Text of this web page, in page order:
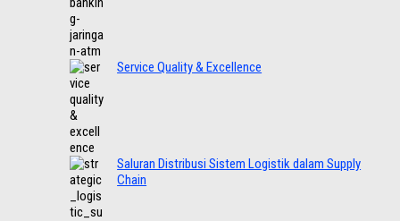
Service Quality & Excellence
Saluran Distribusi Sistem Logistik dalam Supply
Chain